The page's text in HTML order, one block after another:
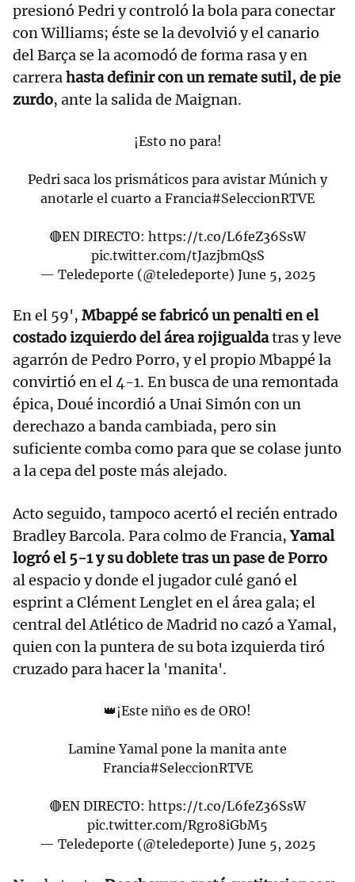
presionó Pedri y controló la bola para conectar
con Williams; éste se la devolvió y el canario
del Barça se la acomodó de forma rasa y en
carrerahasta definir con un remate sutil, de pie
zurdo, ante la salida de Maignan.
¡Esto no para!
Pedri saca los prismáticos para avistar Múnich y
anotarle el cuarto a Francia#SeleccionRTVE
🔴EN DIRECTO: https://t.co/L6feZ36SsW
pic.twitter.com/tJazjbmQsS
— Teledeporte (@teledeporte) June 5, 2025
En el 59', Mbappé se fabricó un penalti en el
costado izquierdo del área rojigualdatras y leve
agarrón de Pedro Porro, y el propio Mbappé la
convirtió en el 4-1. En busca de una remontada
épica, Doué incordió a Unai Simón con un
derechazo a banda cambiada, pero sin
suficiente comba como para que se colase junto
a la cepa del poste más alejado.
Acto seguido, tampoco acertó el recién entrado
Bradley Barcola. Para colmo de Francia,Yamal
logró el 5-1 y su doblete tras un pase de Porro
al espacio y donde el jugador culé ganó el
esprint a Clément Lenglet en el área gala; el
central del Atlético de Madrid no cazó a Yamal,
quien con la puntera de su bota izquierda tiró
cruzado para hacer la 'manita'.
👑¡Este niño es de ORO!
Lamine Yamal pone la manita ante
Francia#SeleccionRTVE
🔴EN DIRECTO: https://t.co/L6feZ36SsW
pic.twitter.com/Rgro8iGbM5
— Teledeporte (@teledeporte) June 5, 2025